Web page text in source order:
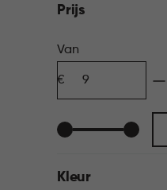
Prijs
Prijs
filter
Van
Kleur